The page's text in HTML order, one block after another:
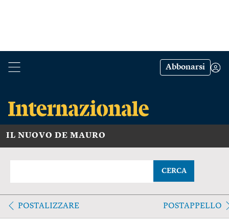
Abbonarsi
IL NUOVO DE MAURO
CERCA
POSTALIZZARE POSTAPPELLO